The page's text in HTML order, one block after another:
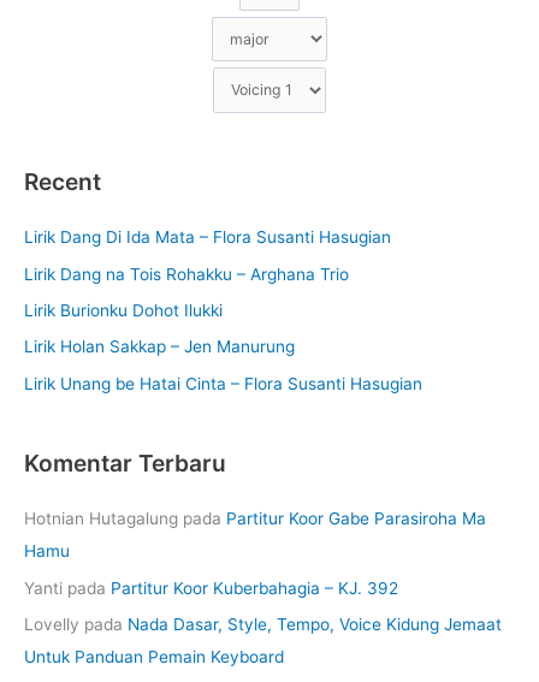
Recent
Lirik Dang Di Ida Mata – Flora Susanti Hasugian
Lirik Dang na Tois Rohakku – Arghana Trio
Lirik Burionku Dohot Ilukki
Lirik Holan Sakkap – Jen Manurung
Lirik Unang be Hatai Cinta – Flora Susanti Hasugian
Komentar Terbaru
Hotnian Hutagalung pada Partitur Koor Gabe Parasiroha Ma
Hamu
Yanti pada Partitur Koor Kuberbahagia – KJ. 392
Lovelly pada Nada Dasar, Style, Tempo, Voice Kidung Jemaat
Untuk Panduan Pemain Keyboard